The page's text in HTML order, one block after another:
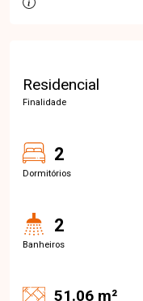
Residencial
Finalidade
2
Dormitórios
2
Banheiros
51.06 m²